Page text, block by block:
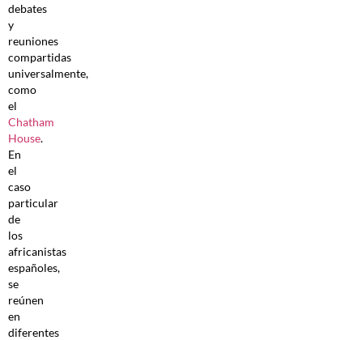
debates
y
reuniones
compartidas
universalmente,
como
el
Chatham
House.
En
el
caso
particular
de
los
africanistas
españoles,
se
reúnen
en
diferentes